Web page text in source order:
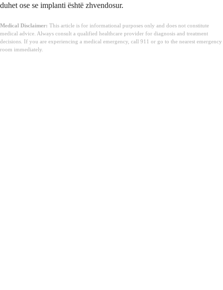
duhet ose se implanti është zhvendosur.
Medical Disclaimer: This article is for informational purposes only and does not constitute
medical advice. Always consult a qualified healthcare provider for diagnosis and treatment
decisions. If you are experiencing a medical emergency, call 911 or go to the nearest emergency
room immediately.